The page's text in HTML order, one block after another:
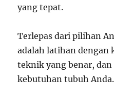
yang tepat.
Terlepas dari pilihan
adalah latihan dengan
teknik yang benar,
kebutuhan tubuh Anda.